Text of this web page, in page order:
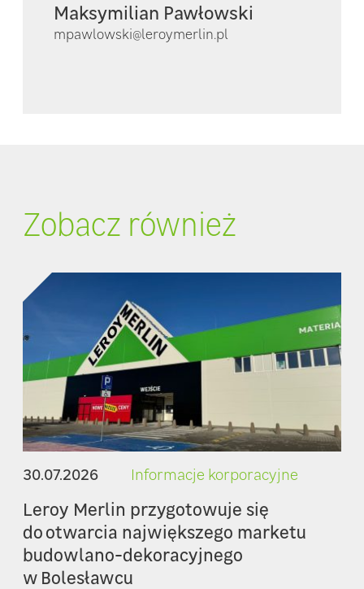
Maksymilian Pawłowski
mpawlowski@leroymerlin.pl
Zobacz również
30.07.2026 Informacje korporacyjne
Leroy Merlin przygotowuje się
do otwarcia największego marketu
budowlano-dekoracyjnego
w Bolesławcu